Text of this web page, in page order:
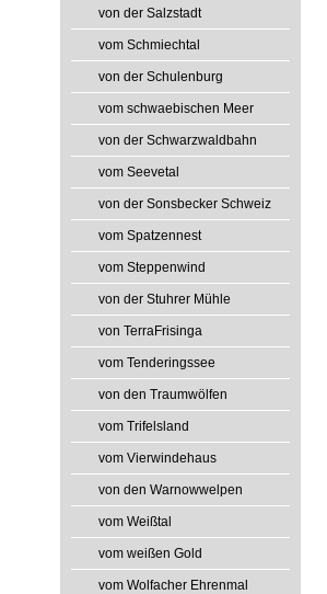
von der Salzstadt
vom Schmiechtal
von der Schulenburg
vom schwaebischen Meer
von der Schwarzwaldbahn
vom Seevetal
von der Sonsbecker Schweiz
vom Spatzennest
vom Steppenwind
von der Stuhrer Mühle
von TerraFrisinga
vom Tenderingssee
von den Traumwölfen
vom Trifelsland
vom Vierwindehaus
von den Warnowwelpen
vom Weißtal
vom weißen Gold
vom Wolfacher Ehrenmal